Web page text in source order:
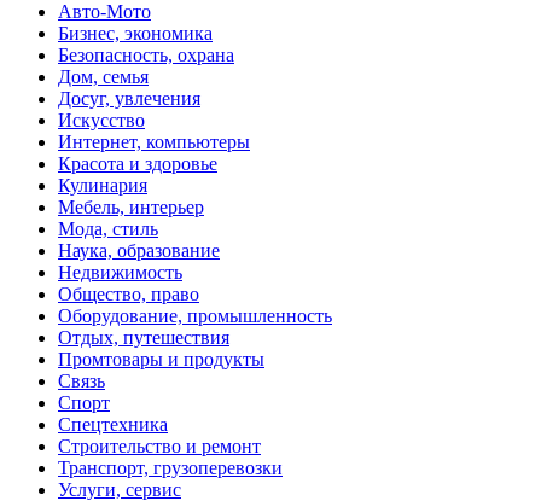
Авто-Мото
Бизнес, экономика
Безопасность, охрана
Дом, семья
Досуг, увлечения
Искусство
Интернет, компьютеры
Красота и здоровье
Кулинария
Мебель, интерьер
Мода, стиль
Наука, образование
Недвижимость
Общество, право
Оборудование, промышленность
Отдых, путешествия
Промтовары и продукты
Связь
Спорт
Спецтехника
Строительство и ремонт
Транспорт, грузоперевозки
Услуги, сервис